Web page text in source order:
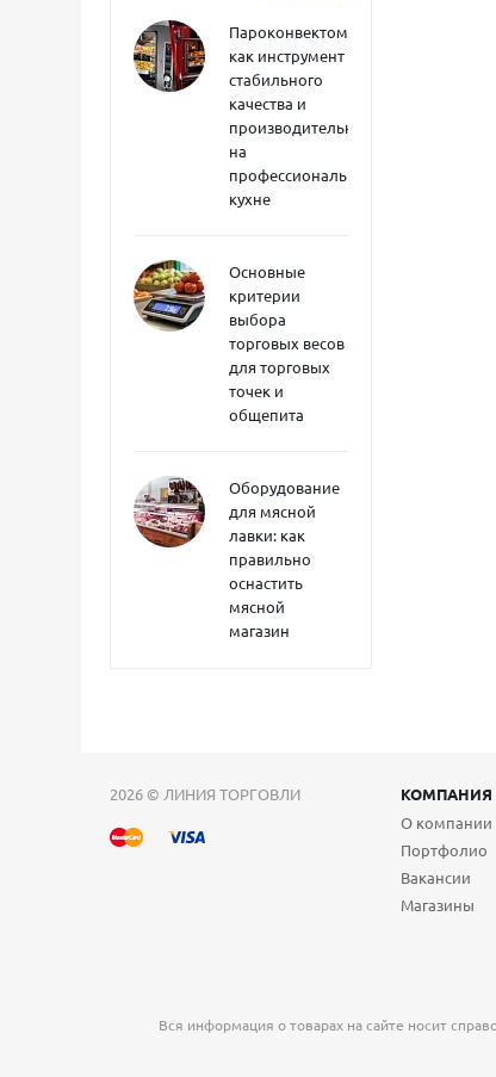
Пароконвектоматы
как инструмент
стабильного
качества и
производительности
на
профессиональной
кухне
Основные
критерии
выбора
торговых весов
для торговых
точек и
общепита
Оборудование
для мясной
лавки: как
правильно
оснастить
мясной
магазин
2026 © ЛИНИЯ ТОРГОВЛИ КОМПАНИЯ
О компании
Портфолио
Вакансии
Магазины
Вся информация о товарах на сайте носит